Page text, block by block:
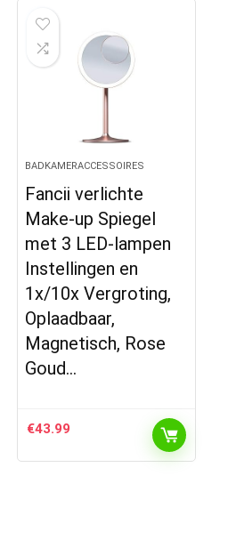
BADKAMERACCESSOIRES
Fancii verlichte
Make-up Spiegel
met 3 LED-lampen
Instellingen en
1x/10x Vergroting,
Oplaadbaar,
Magnetisch, Rose
Goud…
€43.99